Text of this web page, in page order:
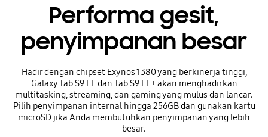
Performa gesit,
penyimpanan besar
Hadir dengan chipset Exynos 1380 yang berkinerja tinggi,
Galaxy Tab S9 FE dan Tab S9 FE+ akan menghadirkan
multitasking, streaming, dan gaming yang mulus dan lancar.
Pilih penyimpanan internal hingga 256GB dan gunakan kartu
microSD jika Anda membutuhkan penyimpanan yang lebih
besar.